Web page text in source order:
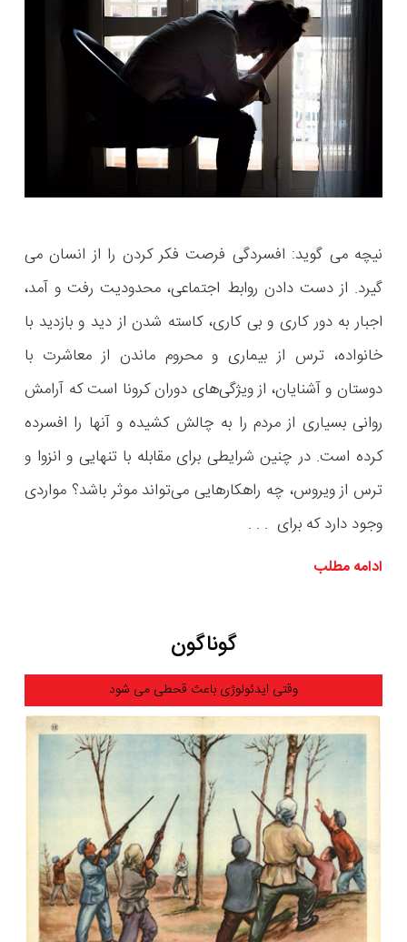
نیچه می گوید: افسردگی فرصت فکر کردن را از انسان می
گیرد. از دست دادن روابط اجتماعی، محدودیت‌ رفت و آمد،
اجبار به دور کاری و بی کاری، کاسته شدن از دید و بازدید با
خانواده، ترس از بیماری و محروم ماندن از معاشرت با
دوستان و آشنایان، از ویژگی‌های دوران کرونا است که آرامش
روانی بسیاری از مردم را به چالش کشیده و آنها را افسرده
کرده است. در چنین شرایطی برای مقابله با تنهایی و انزوا و
ترس از ویروس، چه راهکارهایی می‌تواند موثر باشد؟ مواردی
وجود دارد که برای . . .
ادامه مطلب
گوناگون
وقتی ایدئولوژی باعث قحطی می شود